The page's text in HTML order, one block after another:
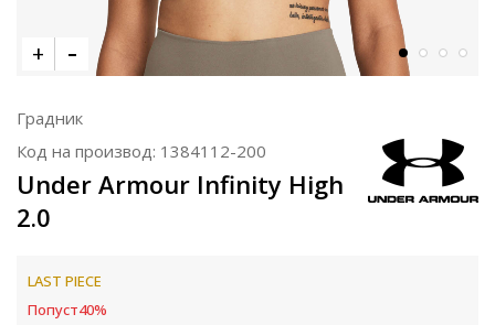
Градник
Код на производ: 1384112-200
Under Armour Infinity High
2.0
LAST PIECE
Попуст40%